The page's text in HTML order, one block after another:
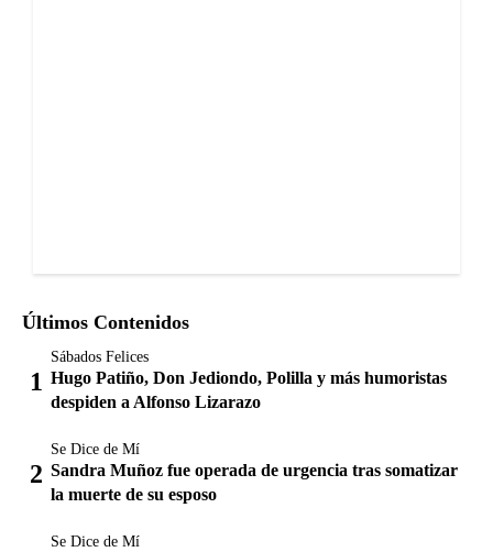
Últimos Contenidos
Sábados Felices
Hugo Patiño, Don Jediondo, Polilla y más humoristas
despiden a Alfonso Lizarazo
Se Dice de Mí
Sandra Muñoz fue operada de urgencia tras somatizar
la muerte de su esposo
Se Dice de Mí